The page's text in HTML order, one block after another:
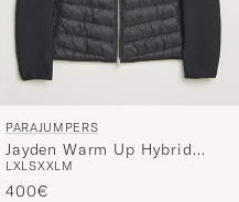
PARAJUMPERS
Jayden Warm Up Hybrid
Jacket Black
L XLSXXL M
400€